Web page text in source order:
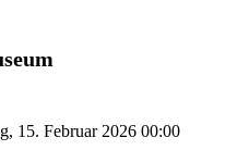
15. Februar 2026 00:00